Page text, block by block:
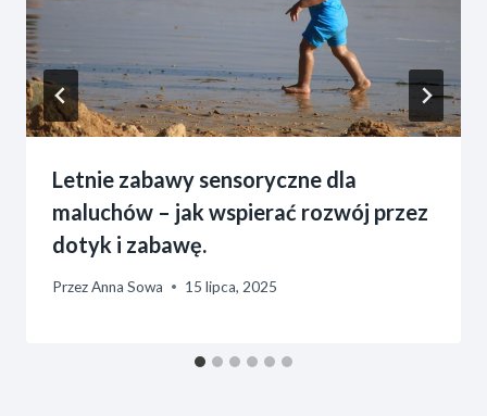
Letnie zabawy sensoryczne dla
maluchów – jak wspierać rozwój przez
dotyk i zabawę.
PrzezAnna Sowa 15 lipca, 2025